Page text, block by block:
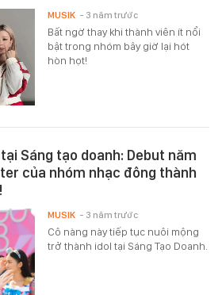
Bất ngờ thay khi thành viên ít nổi
bật trong nhóm bây giờ lại hót
hòn họt!
MUSIK - 3 năm trước
Sáng tạo doanh: Debut năm
của nhóm nhạc đông thành
Cô nàng này tiếp tục nuôi mộng
trở thành idol tại Sáng Tạo Doanh.
MUSIK - 3 năm trước